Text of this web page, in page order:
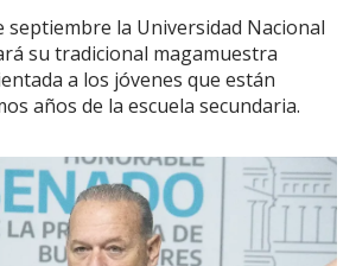
septiembre la Universidad Nacional
su tradicional magamuestra
a los jóvenes que están
años de la escuela secundaria.